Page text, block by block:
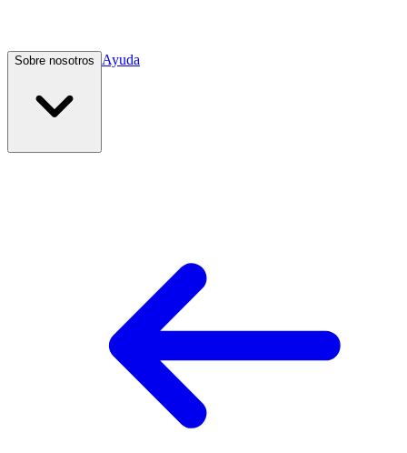
Sobre nosotros Ayuda